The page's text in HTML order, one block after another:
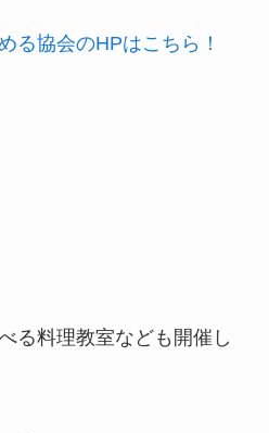
る協会のHPはこちら！
る料理教室なども開催し